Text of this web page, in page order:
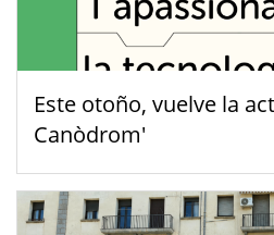
Este otoño, vuelve la
Canòdrom'